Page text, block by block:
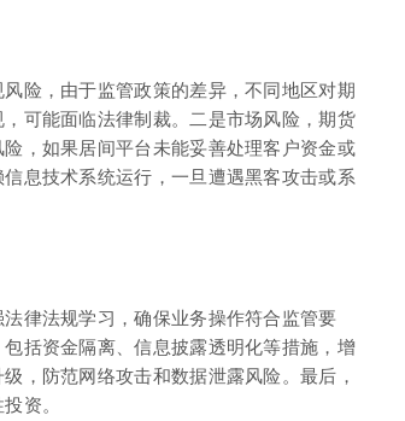
险，由于监管政策的差异，不同地区对期
可能面临法律制裁。二是市场风险，期货
，如果居间平台未能妥善处理客户资金或
息技术系统运行，一旦遭遇黑客攻击或系
律法规学习，确保业务操作符合监管要
括资金隔离、信息披露透明化等措施，增
，防范网络攻击和数据泄露风险。最后，
资。